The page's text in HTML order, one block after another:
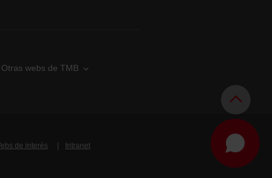
Otras webs de TMB
de interés Intranet